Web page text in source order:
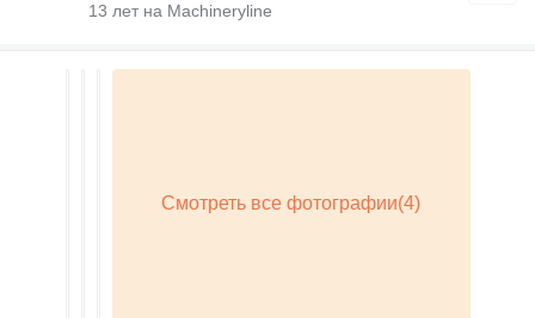
13 лет на Machineryline